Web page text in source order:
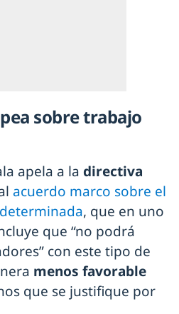
sobre trabajo
apela a la directiva
acuerdo marco sobre el
, que en uno
que “no podrá
con este tipo de
menos favorable
que se justifique por